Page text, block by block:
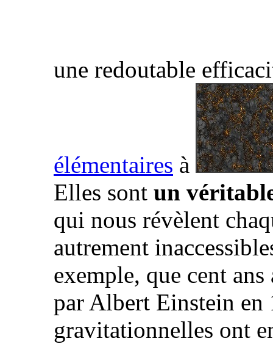
une redoutable
élémentaires à
Elles sont un
qui nous révèlent
autrement
exemple, que cent
par Albert Einstein en
gravitationnelles ont